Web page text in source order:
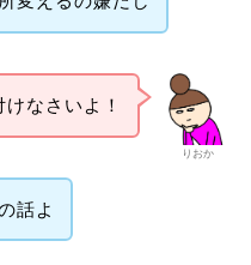
りおか
けなさいよ！
話よ